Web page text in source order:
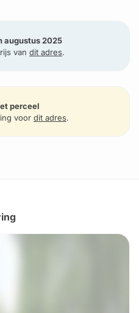
augustus 2025
van dit adres.
perceel
voor dit adres.